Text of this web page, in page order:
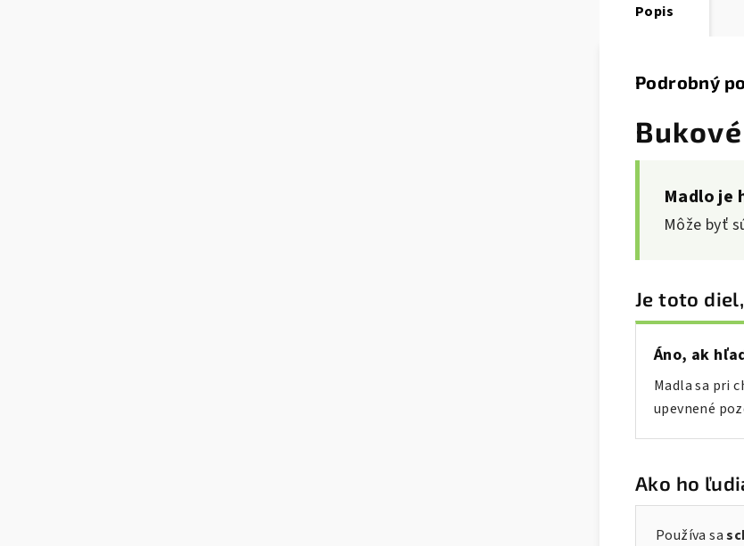
Popis
Podrobný
Madlo je
Môže byť
Je toto
Áno, ak
Madla sa pri
upevnené
Ako ho
Používa sa